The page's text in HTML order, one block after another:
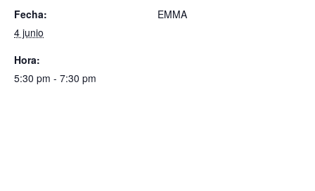
Fecha:
4 junio
Hora:
5:30 pm - 7:30 pm
EMMA